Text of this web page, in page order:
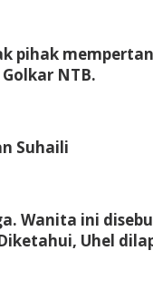
pihak
NTB.
Suhaili
Wanita ini
Uhel